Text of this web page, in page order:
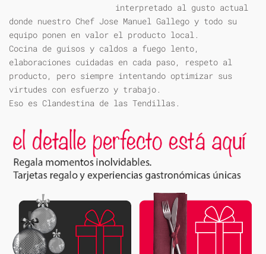
interpretado al gusto actual
donde nuestro Chef Jose Manuel Gallego y todo su
equipo ponen en valor el producto local.
Cocina de guisos y caldos a fuego lento,
elaboraciones cuidadas en cada paso, respeto al
producto, pero siempre intentando optimizar sus
virtudes con esfuerzo y trabajo.
Eso es Clandestina de las Tendillas.